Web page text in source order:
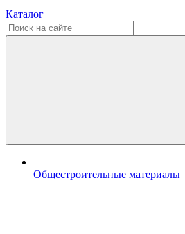
Каталог
Общестроительные материалы